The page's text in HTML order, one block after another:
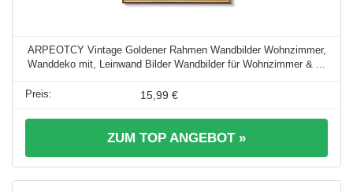
ARPEOTCY Vintage Goldener Rahmen Wandbilder Wohnzimmer,
Wanddeko mit, Leinwand Bilder Wandbilder für Wohnzimmer & ...
15,99 €
ZUM TOP ANGEBOT »